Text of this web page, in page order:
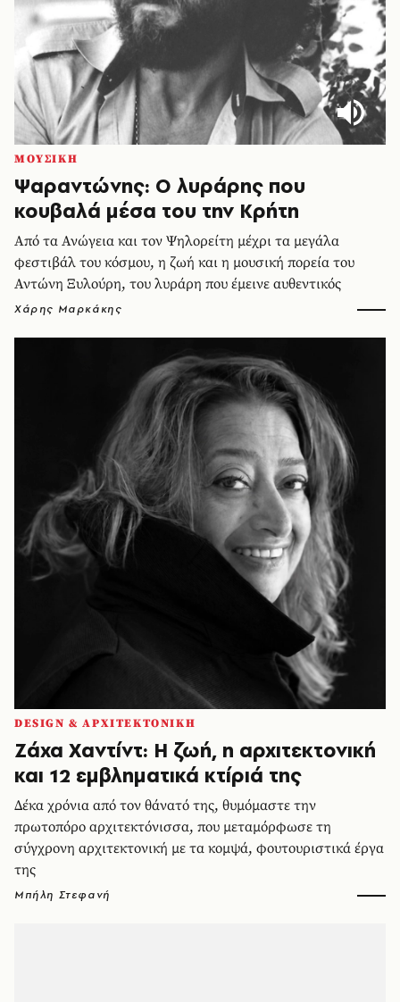
ΜΟΥΣΙΚΗ
Ψαραντώνης: Ο λυράρης που
κουβαλά μέσα του την Κρήτη
Από τα Ανώγεια και τον Ψηλορείτη μέχρι τα μεγάλα
φεστιβάλ του κόσμου, η ζωή και η μουσική πορεία του
Αντώνη Ξυλούρη, του λυράρη που έμεινε αυθεντικός
Χάρης Μαρκάκης
DESIGN & ΑΡΧΙΤΕΚΤΟΝΙΚΗ
Ζάχα Χαντίντ: Η ζωή, η αρχιτεκτονική
και 12 εμβληματικά κτίριά της
Δέκα χρόνια από τον θάνατό της, θυμόμαστε την
πρωτοπόρο αρχιτεκτόνισσα, που μεταμόρφωσε τη
σύγχρονη αρχιτεκτονική με τα κομψά, φουτουριστικά έργα
της
Μπήλη Στεφανή